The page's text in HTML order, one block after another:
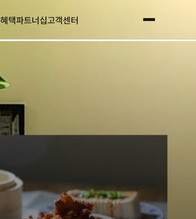
혜택파트너십고객센터 전체메뉴